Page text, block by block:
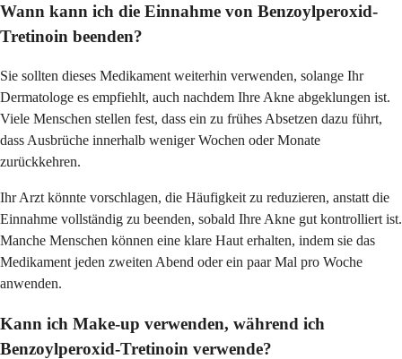
Wann kann ich die Einnahme von Benzoylperoxid-
Tretinoin beenden?
Sie sollten dieses Medikament weiterhin verwenden, solange Ihr
Dermatologe es empfiehlt, auch nachdem Ihre Akne abgeklungen ist.
Viele Menschen stellen fest, dass ein zu frühes Absetzen dazu führt,
dass Ausbrüche innerhalb weniger Wochen oder Monate
zurückkehren.
Ihr Arzt könnte vorschlagen, die Häufigkeit zu reduzieren, anstatt die
Einnahme vollständig zu beenden, sobald Ihre Akne gut kontrolliert ist.
Manche Menschen können eine klare Haut erhalten, indem sie das
Medikament jeden zweiten Abend oder ein paar Mal pro Woche
anwenden.
Kann ich Make-up verwenden, während ich
Benzoylperoxid-Tretinoin verwende?